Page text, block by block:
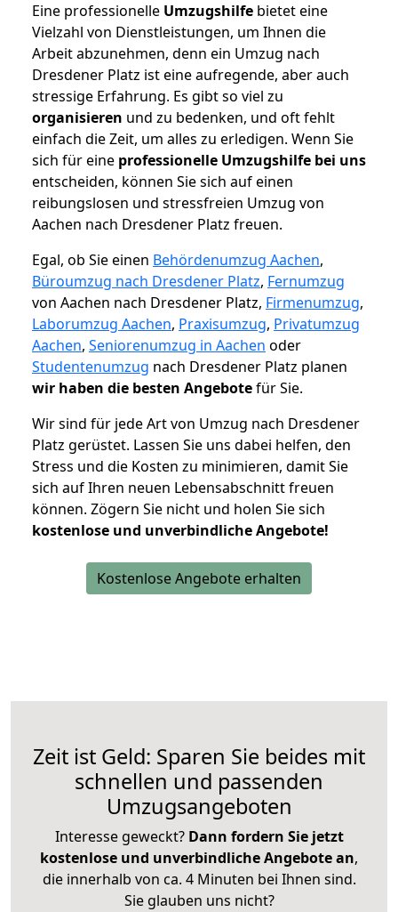
Eine professionelle Umzugshilfe bietet eine
Vielzahl von Dienstleistungen, um Ihnen die
Arbeit abzunehmen, denn ein Umzug nach
Dresdener Platz ist eine aufregende, aber auch
stressige Erfahrung. Es gibt so viel zu
organisieren und zu bedenken, und oft fehlt
einfach die Zeit, um alles zu erledigen. Wenn Sie
sich für eine professionelle Umzugshilfe bei uns
entscheiden, können Sie sich auf einen
reibungslosen und stressfreien Umzug von
Aachen nach Dresdener Platz freuen.
Egal, ob Sie einen Behördenumzug Aachen,
Büroumzug nach Dresdener Platz, Fernumzug
von Aachen nach Dresdener Platz, Firmenumzug,
Laborumzug Aachen, Praxisumzug, Privatumzug
Aachen, Seniorenumzug in Aachen oder
Studentenumzug nach Dresdener Platz planen
wir haben die besten Angebotefür Sie.
Wir sind für jede Art von Umzug nach Dresdener
Platz gerüstet. Lassen Sie uns dabei helfen, den
Stress und die Kosten zu minimieren, damit Sie
sich auf Ihren neuen Lebensabschnitt freuen
können. Zögern Sie nicht und holen Sie sich
kostenlose und unverbindliche Angebote!
Kostenlose Angebote erhalten
Zeit ist Geld: Sparen Sie beides mit
schnellen und passenden
Umzugsangeboten
Interesse geweckt? Dann fordern Sie jetzt
kostenlose und unverbindliche Angebote an,
die innerhalb von ca. 4 Minuten bei Ihnen sind.
Sie glauben uns nicht?